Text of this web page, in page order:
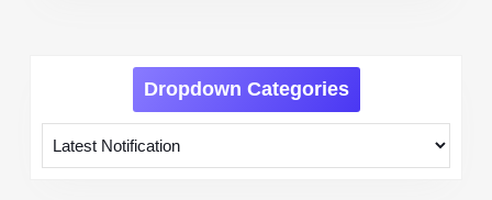
Dropdown Categories